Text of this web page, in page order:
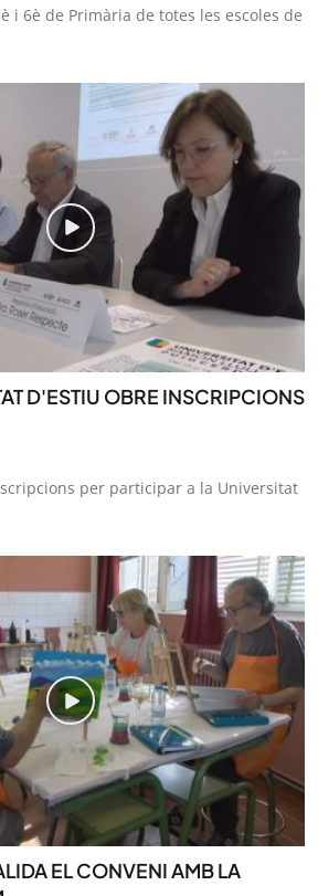
i 6è de Primària de totes les escoles de
D'ESTIU OBRE INSCRIPCIONS
per participar a la Universitat
EL CONVENI AMB LA